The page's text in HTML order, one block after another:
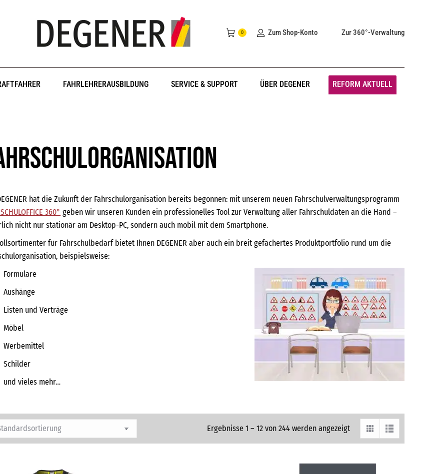
0 Zum Shop-Konto Zur 360°-Verwaltung
FAHRLEHRERAUSBILDUNG SERVICE & SUPPORT ÜBER DEGENER REFORM AKTUELL
hat die Zukunft der Fahrschulorganisation bereits begonnen: mit unserem neuen Fahrschulverwaltungsprogramm
360° geben wir unseren Kunden ein professionelles Tool zur Verwaltung aller Fahrschuldaten an die Hand –
nicht nur stationär am Desktop-PC, sondern auch mobil mit dem Smartphone.
für Fahrschulbedarf bietet Ihnen DEGENER aber auch ein breit gefächertes Produktportfolio rund um die
beispielsweise:
Formulare
Aushänge
Listen und Verträge
Möbel
Werbemittel
Schilder
und vieles mehr…
Ergebnisse 1 – 12 von 244 werden angezeigt